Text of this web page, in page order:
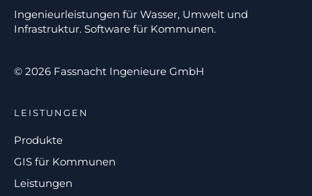
Ingenieurleistungen für Wasser, Umwelt und
Infrastruktur. Software für Kommunen.
© 2026 Fassnacht Ingenieure GmbH
LEISTUNGEN
Produkte
GIS für Kommunen
Leistungen